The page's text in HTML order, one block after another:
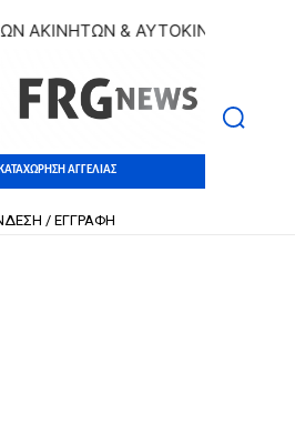
& ΑΥΤΟΚΙΝΗΤΩΝ |
ΑΓΓΕΛΙΑΣ
/ ΕΓΓΡΑΦΗ